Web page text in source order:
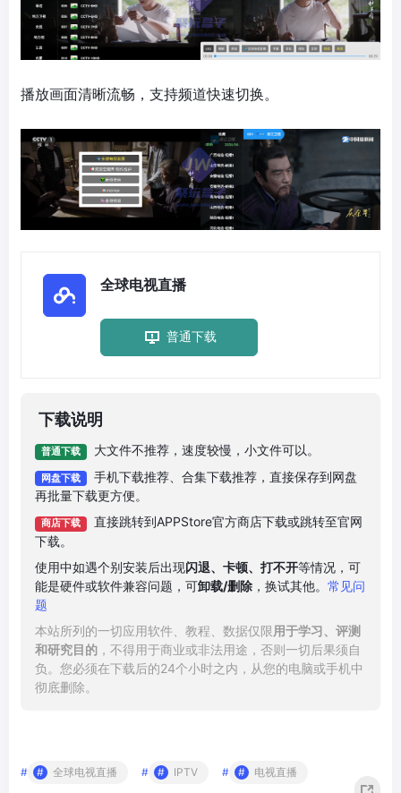
播放画面清晰流畅，支持频道快速切换。
全球电视直播
普通下载
下载说明
普通下载 大文件不推荐，速度较慢，小文件可以。
网盘下载
手机下载推荐、合集下载推荐，直接保存到网盘
再批量下载更方便。
商店下载
直接跳转到APPStore官方商店下载或跳转至官网
下载。
使用中如遇个别安装后出现闪退、卡顿、打不开等情况，可
能是硬件或软件兼容问题，可卸载/删除 ，换试其他。 常见问
题
本站所列的一切应用软件、教程、数据仅限 用于学习、评测
和研究目的 ，不得用于商业或非法用途，否则一切后果须自
负。您必须在下载后的24个小时之内，从您的电脑或手机中
彻底删除。
# 全球电视直播 # IPTV # 电视直播